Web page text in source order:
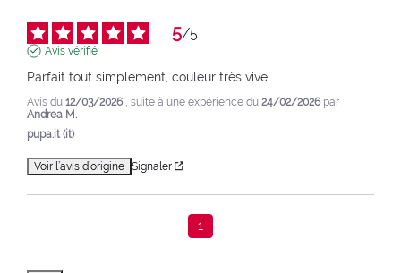
5/5
Avis vérifié
Parfait tout simplement, couleur très vive
Avis du 12/03/2026 , suite à une expérience du 24/02/2026 par
Andrea M.
pupa.it (it)
Voir l’avis d’origine Signaler
1